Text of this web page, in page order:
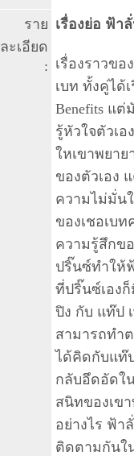
ราย
ละเอียด
:
เรื่องย่อ ฟ้า
เรื่องราวข
เบท ทั้งคู่ได้
Benefits แ
รู้หัวใจตัวเ
ใหเขาพยา
ของตัวเอง
ความไม่มั่น
ของเชอเบ
ความรู้สึกข
ปริ๊นซ์ทำให้
ที่ปริ๊นซ์เอง
ปิง กับ แท๊ป
สามารถทำ
ได้คิดกับแท๊
กลับอึดอัดใ
สนิทของเขา
อย่างไร ฟ้า
ติดตามกันใ